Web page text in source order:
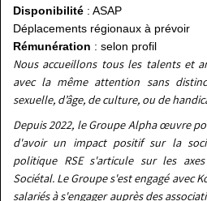
Disponibilité : ASAP
Déplacements régionaux à prévoir
Rémunération : selon profil
Nous accueillons tous les talents et
avec la même attention sans
sexuelle, d’âge, de culture, ou de
Depuis 2022, le Groupe Alpha œuvre
d'avoir un impact positif sur la
politique RSE s'articule sur les
Sociétal. Le Groupe s'est engagé avec
salariés à s'engager auprès des